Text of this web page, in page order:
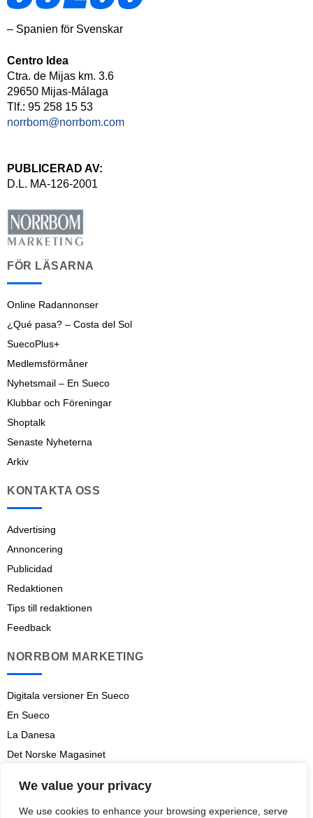
We value your privacy
We use cookies to enhance your browsing experience, serve
– Spanien för Svenskar
Centro Idea
Ctra. de Mijas km. 3.6
29650 Mijas-Málaga
Tlf.: 95 258 15 53
norrbom@norrbom.com
PUBLICERAD AV:
D.L. MA-126-2001
FÖR LÄSARNA
Online Radannonser
¿Qué pasa? – Costa del Sol
SuecoPlus+
Medlemsförmåner
Nyhetsmail – En Sueco
Klubbar och Föreningar
Shoptalk
Senaste Nyheterna
Arkiv
KONTAKTA OSS
Advertising
Annoncering
Publicidad
Redaktionen
Tips till redaktionen
Feedback
NORRBOM MARKETING
Digitala versioner En Sueco
En Sueco
La Danesa
Det Norske Magasinet
Aviso legal
Prenumerationsvillkor